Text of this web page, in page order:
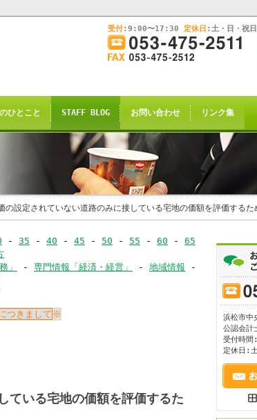
画
面
幅
て
ご
ご
さ
い
Explorerから閲覧する場合はコチラ
換の他のブラウザ(Trident系)で
れる場合がございますが
せんが、2021年4月28日を以て
らの閲覧のサポートは終了
れ入りますが、
ザ
、または
のMicrosoft Edge
頂くようお願い申し上げます。
内ページはコチラ
受付:9:00〜17:30 定休日 :土・日・祝日
ひとこと STAFF BLOG お問い合わせ リンク集
の設定されていない道路のみに接している宅地の価額を評価するた
- 35 - 40 - 45 - 50 - 55 - 60 - 65 70-75
」 - 専門情報「経済・経営」 - 地域情報 -
ｺｰﾋｰﾌﾞﾚｲｸ
つきまして
ている宅地の価額を評価するた
浜松市中
公認会計
受付時
定休日: